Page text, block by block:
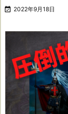
 2022年9月18日